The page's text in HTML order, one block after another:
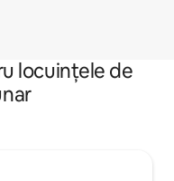
locuințele de